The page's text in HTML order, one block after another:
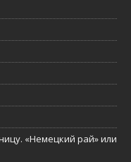
«Немецкий рай» или